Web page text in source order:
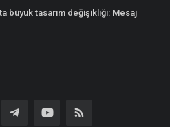
büyük tasarım değişikliği: Mesaj